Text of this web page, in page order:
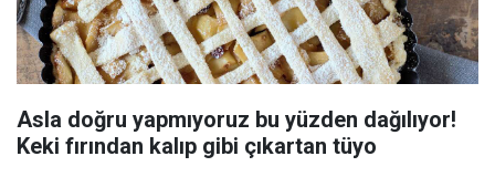
Asla doğru yapmıyoruz bu yüzden dağılıyor!
Keki fırından kalıp gibi çıkartan tüyo